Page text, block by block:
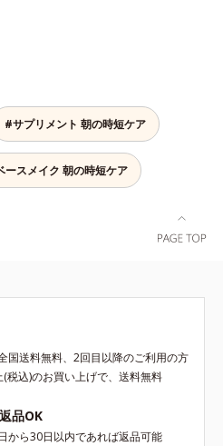
り、顔全体に少量ずつムラなくのば
します。・オルビス ミスター ベー
スカラー コントローラー ハイカバ
ータイプはクレンジングによる洗顔
が必要です。※衣服につかないよう
た場合は、すぐに洗剤で丁寧に洗っ
化粧下地・ファンデーション・コン
シーラー・パウダーの6役をこなす
ので、スキンケアの後はBBクリー
ムを塗るだけでベースメイクまで一
#サプリメント 朝の時短ケア
ースメイク 朝の時短ケア
国送料無料、2回目以降のご利用の方
税込)のお買い上げで、送料無料
品OK
から30日以内であれば返品可能